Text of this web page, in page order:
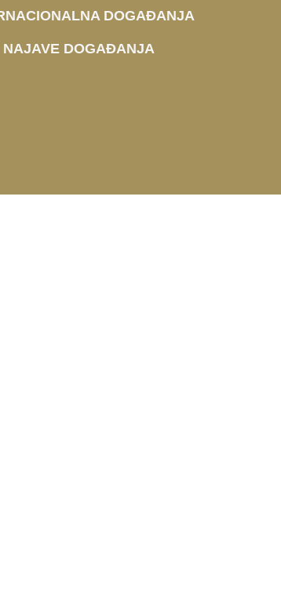
DOGAĐANJA
NAJAVE DOGAĐANJA